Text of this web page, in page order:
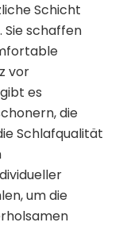
Schicht
Sie schaffen
vor
es
die
Schlafqualität
um die